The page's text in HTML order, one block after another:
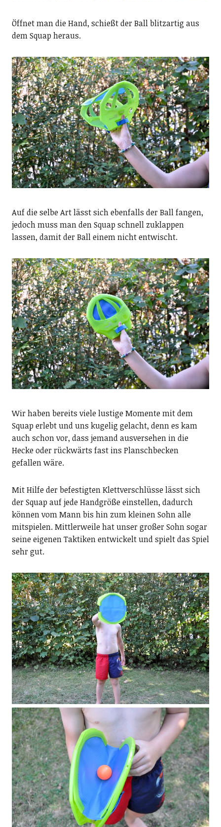
Öffnet man die Hand, schießt der Ball blitzartig aus
dem Squap heraus.
Auf die selbe Art lässt sich ebenfalls der Ball fangen,
jedoch muss man den Squap schnell zuklappen
lassen, damit der Ball einem nicht entwischt.
Wir haben bereits viele lustige Momente mit dem
Squap erlebt und uns kugelig gelacht, denn es kam
auch schon vor, dass jemand ausversehen in die
Hecke oder rückwärts fast ins Planschbecken
gefallen wäre.
Mit Hilfe der befestigten Klettverschlüsse lässt sich
der Squap auf jede Handgröße einstellen, dadurch
können vom Mann bis hin zum kleinen Sohn alle
mitspielen. Mittlerweile hat unser großer Sohn sogar
seine eigenen Taktiken entwickelt und spielt das Spiel
sehr gut.